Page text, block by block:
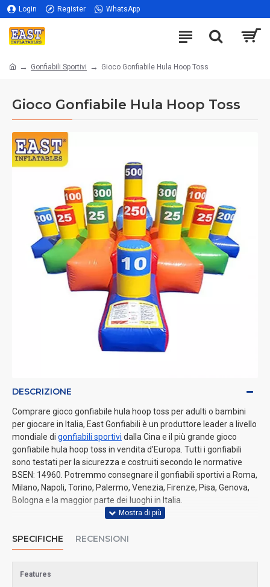
Login Register WhatsApp
Gonfiabili Sportivi Gioco Gonfiabile Hula Hoop Toss
Gioco Gonfiabile Hula Hoop Toss
DESCRIZIONE
Comprare gioco gonfiabile hula hoop toss per adulti o bambini
per giocare in Italia, East Gonfiabili è un produttore leader a livello
mondiale di gonfiabili sportivi dalla Cina e il più grande gioco
gonfiabile hula hoop toss in vendita d'Europa. Tutti i gonfiabili
sono testati per la sicurezza e costruiti secondo le normative
BSEN: 14960. Potremmo consegnare il gonfiabili sportivi a Roma,
Milano, Napoli, Torino, Palermo, Venezia, Firenze, Pisa, Genova,
Bologna e la maggior parte dei luoghi in Italia.
SPECIFICHE RECENSIONI
Features